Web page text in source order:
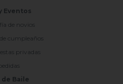
Eventos
de novios
cumpleaños
privadas
de Baile